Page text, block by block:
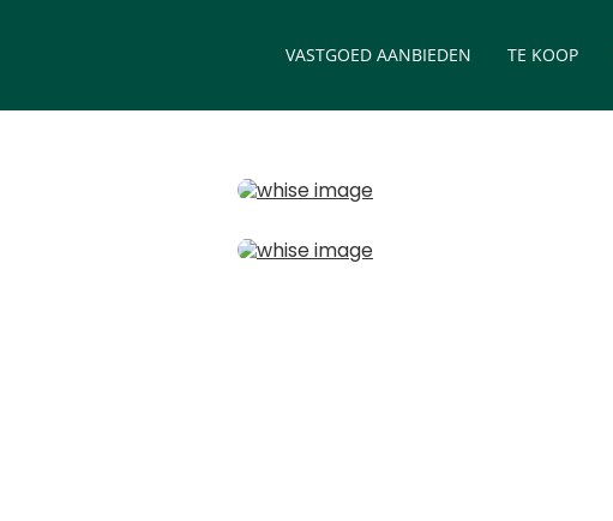
VASTGOED AANBIEDEN TE KOOP